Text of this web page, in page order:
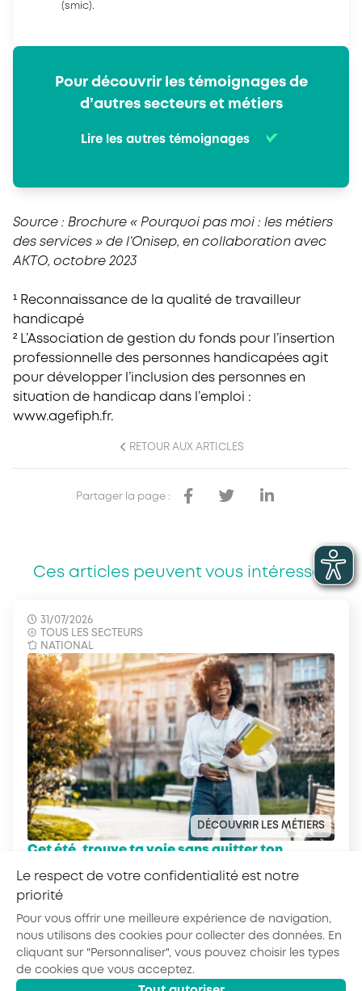
(smic).
Pour découvrir les témoignages de
d’autres secteurs et métiers
Lire les autres témoignages
Source : Brochure « Pourquoi pas moi : les métiers
des services » de l’Onisep, en collaboration avec
AKTO, octobre 2023
¹ Reconnaissance de la qualité de travailleur
handicapé
² L’Association de gestion du fonds pour l’insertion
professionnelle des personnes handicapées agit
pour développer l’inclusion des personnes en
situation de handicap dans l’emploi :
www.agefiph.fr.
RETOUR AUX ARTICLES
Partager la page :
Ces articles peuvent vous intéresser
31/07/2026
TOUS LES SECTEURS
NATIONAL
DÉCOUVRIR LES MÉTIERS
Cet été, trouve ta voie sans quitter ton
transat avec le Quiz Ton Kiff !
Le respect de votre confidentialité est notre
priorité
Pour vous offrir une meilleure expérience de navigation,
nous utilisons des cookies pour collecter des données. En
cliquant sur "Personnaliser", vous pouvez choisir les types
de cookies que vous acceptez.